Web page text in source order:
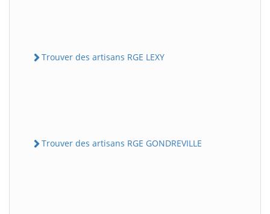
Trouver des artisans RGE LEXY
Trouver des artisans RGE GONDREVILLE